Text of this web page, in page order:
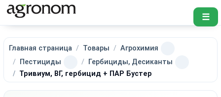
☰
Главная страница Товары
Агрохимия
Пестициды
Гербициды, Десиканты
Тривиум, ВГ, гербицид + ПАР Бустер